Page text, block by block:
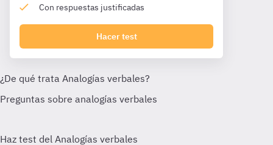
Con respuestas justificadas
Hacer test